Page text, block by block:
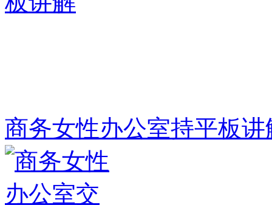
商务女性办公室持平板讲